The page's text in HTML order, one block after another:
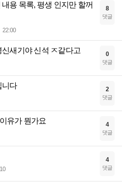
용 목록, 평생 인지만 할꺼
22:00
8
댓글
새기야 신석 ㅈ같다고 0
댓글
니다 2
댓글
유가 뭔가요 4
댓글
4
댓글